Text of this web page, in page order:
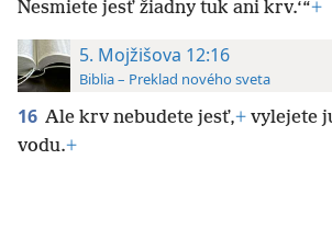
Nesmiete jesť žiadny tuk ani krv.‘“+
5. Mojžišova 12:16
Biblia – Preklad nového sveta
16 Ale krv nebudete jesť,+ vylejete
vodu.+